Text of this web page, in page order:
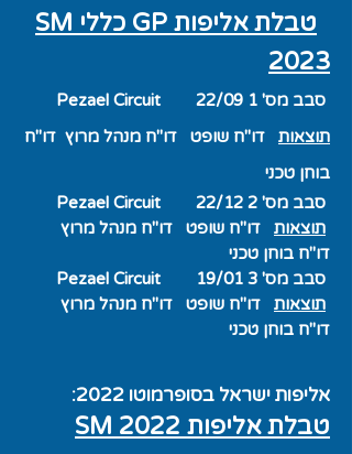
טבלת אליפות GP כללי SM
2023
סבב מס' 1 22/09 Pezael Circuit
תוצאות
דו"ח שופט דו"ח מנהל מרוץ דו"ח
בוחן טכני
סבב מס' 2 22/12
Pezael Circuit
תוצאות
דו"ח שופט
דו"ח מנהל מרוץ
דו"ח בוחן טכני
סבב מס' 3 19/01
Pezael Circuit
תוצאות
דו"ח שופט
דו"ח מנהל מרוץ
דו"ח בוחן טכני
אליפות ישראל בסופרמוטו 2022 :
טבלת אליפות SM 2 022